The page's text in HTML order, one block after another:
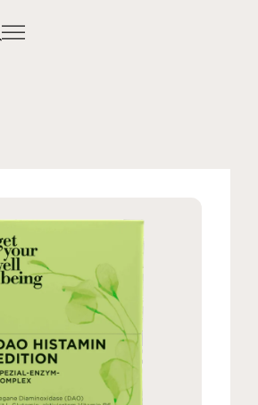
SHOPPEN
Drogeriepartner
Kontakt